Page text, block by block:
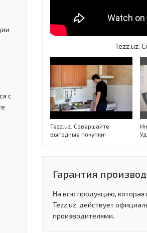
с
Tezz.uz.
Tezz.uz. Совершайте
выгодные покупки!
Гарантия
На всю продукцию,
Tezz.uz, действует
производителями.